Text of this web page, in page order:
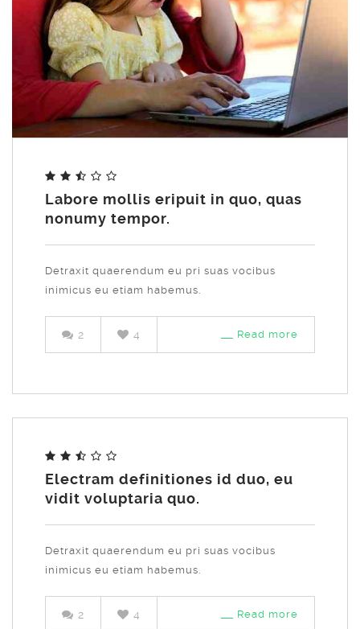
Share
Labore mollis eripuit in quo, quas
nonumy tempor.
Detraxit quaerendum eu pri suas vocibus
inimicus eu etiam habemus.
2 4 Read more
Electram definitiones id duo, eu
vidit voluptaria quo.
Detraxit quaerendum eu pri suas vocibus
inimicus eu etiam habemus.
2 4 Read more